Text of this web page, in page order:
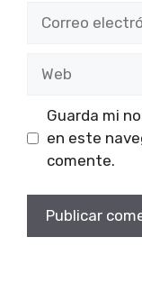
electrónico
Guarda mi
en este
comente.